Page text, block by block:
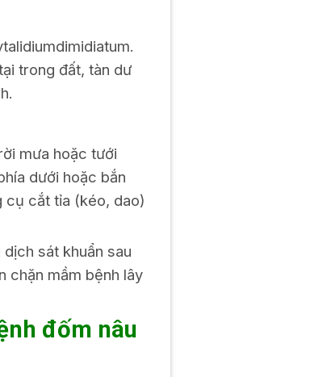
trong đất, tàn dư
mưa hoặc tưới
dưới hoặc bắn
cụ cắt tỉa (kéo, dao)
sát khuẩn sau
chặn mầm bệnh lây
đốm nâu